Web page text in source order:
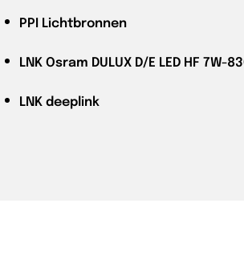
PPI Lichtbronnen
LNKOsram DULUX D/E LED HF 7W-
LNKdeeplink